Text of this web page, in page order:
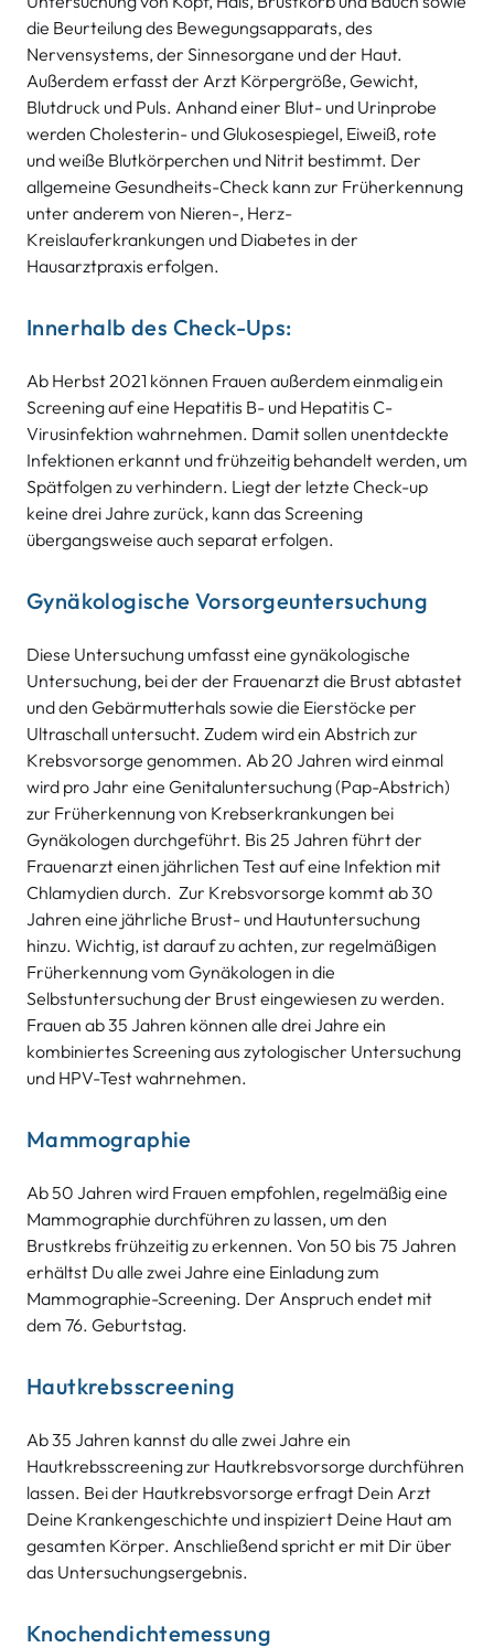
die Beurteilung des Bewegungsapparats, des
Nervensystems, der Sinnesorgane und der Haut.
Außerdem erfasst der Arzt Körpergröße, Gewicht,
Blutdruck und Puls. Anhand einer Blut- und Urinprobe
werden Cholesterin- und Glukosespiegel, Eiweiß, rote
und weiße Blutkörperchen und Nitrit bestimmt. Der
allgemeine Gesundheits-Check kann zur Früherkennung
unter anderem von Nieren-, Herz-
Kreislauferkrankungen und Diabetes in der
Hausarztpraxis erfolgen.
Innerhalb des Check-Ups:
Ab Herbst 2021 können Frauen außerdem einmalig ein
Screening auf eine Hepatitis B- und Hepatitis C-
Virusinfektion wahrnehmen. Damit sollen unentdeckte
Infektionen erkannt und frühzeitig behandelt werden, um
Spätfolgen zu verhindern. Liegt der letzte Check-up
keine drei Jahre zurück, kann das Screening
übergangsweise auch separat erfolgen.
Gynäkologische Vorsorgeuntersuchung
Diese Untersuchung umfasst eine gynäkologische
Untersuchung, bei der der Frauenarzt die Brust abtastet
und den Gebärmutterhals sowie die Eierstöcke per
Ultraschall untersucht. Zudem wird ein Abstrich zur
Krebsvorsorge genommen. Ab 20 Jahren wird einmal
wird pro Jahr eine Genitaluntersuchung (Pap-Abstrich)
zur Früherkennung von Krebserkrankungen bei
Gynäkologen durchgeführt. Bis 25 Jahren führt der
Frauenarzt einen jährlichen Test auf eine Infektion mit
Chlamydien durch. Zur Krebsvorsorge kommt ab 30
Jahren eine jährliche Brust- und Hautuntersuchung
hinzu. Wichtig, ist darauf zu achten, zur regelmäßigen
Früherkennung vom Gynäkologen in die
Selbstuntersuchung der Brust eingewiesen zu werden.
Frauen ab 35 Jahren können alle drei Jahre ein
kombiniertes Screening aus zytologischer Untersuchung
und HPV-Test wahrnehmen.
Mammographie
Ab 50 Jahren wird Frauen empfohlen, regelmäßig eine
Mammographie durchführen zu lassen, um den
Brustkrebs frühzeitig zu erkennen. Von 50 bis 75 Jahren
erhältst Du alle zwei Jahre eine Einladung zum
Mammographie-Screening. Der Anspruch endet mit
dem 76. Geburtstag.
Hautkrebsscreening
Ab 35 Jahren kannst du alle zwei Jahre ein
Hautkrebsscreening zur Hautkrebsvorsorge durchführen
lassen. Bei der Hautkrebsvorsorge erfragt Dein Arzt
Deine Krankengeschichte und inspiziert Deine Haut am
gesamten Körper. Anschließend spricht er mit Dir über
das Untersuchungsergebnis.
Knochendichtemessung